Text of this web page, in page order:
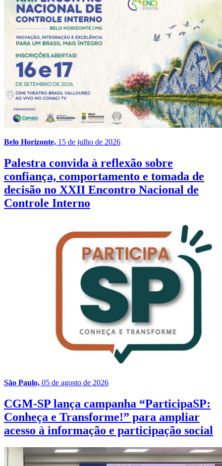
Belo Horizonte, 15 de julho de 2026
Palestra convida à reflexão sobre
confiança, comportamento e tomada de
decisão no XXII Encontro Nacional de
Controle Interno
São Paulo, 05 de agosto de 2026
CGM-SP lança campanha “ParticipaSP:
Conheça e Transforme!” para ampliar
acesso à informação e participação social